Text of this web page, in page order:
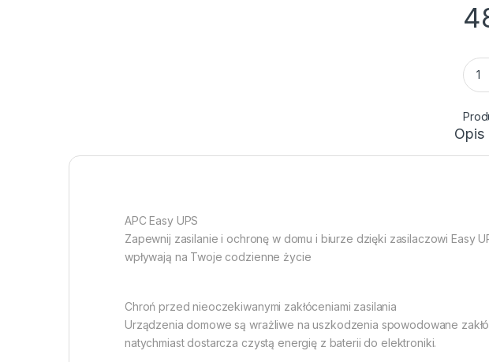
Opis
APC Easy UPS
Zapewnij zasilanie i ochronę w domu i biurze dzięki zasilaczowi Easy
wpływają na Twoje codzienne życie
Chroń przed nieoczekiwanymi zakłóceniami zasilania
Urządzenia domowe są wrażliwe na uszkodzenia spowodowane
natychmiast dostarcza czystą energię z baterii do elektroniki.